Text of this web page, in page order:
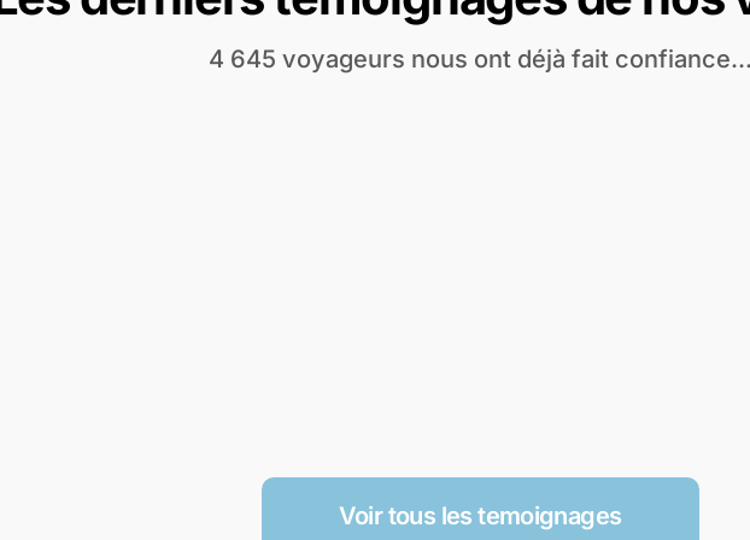
4 645 voyageurs nous ont déjà fait
Voir tous les temoignages